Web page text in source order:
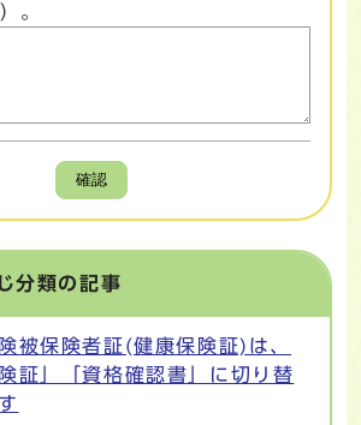
。
確認
分類の記事
被保険者証(健康保険証)は、
証」「資格確認書」に切り替